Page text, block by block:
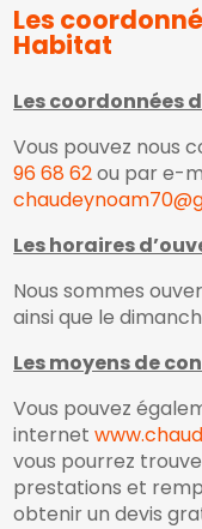
Les
Habitat
Les coordonnées
Vous pouvez nous
96 68 62ou par e-
Les horaires
Nous sommes
ainsi que le
Les moyens de
Vous pouvez
internet
vous pourrez
prestations et
obtenir un devis